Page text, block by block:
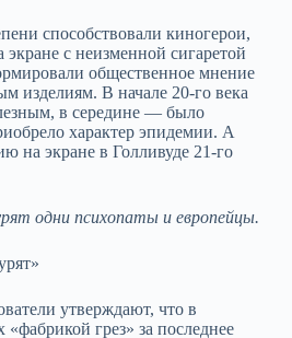
способствовали киногерои,
экране с неизменной сигаретой
общественное мнение
изделиям. В начале 20-го века
в середине — было
характер эпидемии. А
на экране в Голливуде 21-го
одни психопаты и европейцы.
утверждают, что в
грез» за последнее